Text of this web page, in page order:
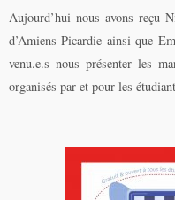
Aujourd’hui nous avons reçu
d’Amiens Picardie ainsi que
venu.e.s nous présenter les
organisés par et pour les